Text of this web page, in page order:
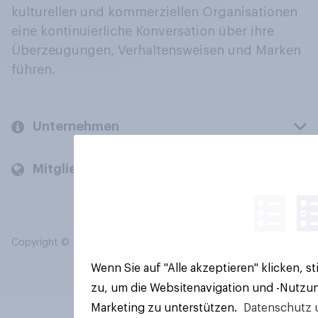
kulturellen und kommerziellen Organisationen
eine kontinuierliche Konversation über ihre
Überzeugungen, Verhaltensweisen und Marken
führen.
Unternehmen
Mitglieder und Kunden
Copyright © 2026 YouGov PLC. Alle Rechte vorbehalten.
Wenn Sie auf "Alle akzeptieren" klicken,
zu, um die Websitenavigation und -
Marketing zu unterstützen.
Datenschutz